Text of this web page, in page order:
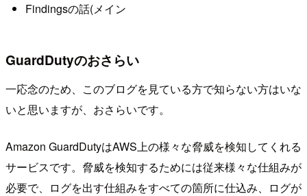
Findingsの話(メイン
GuardDutyのおさらい
一応念のため、このブログを見ている方で知らない方はいな
いと思いますが、おさらいです。
Amazon GuardDutyはAWS上の様々な脅威を検知してくれる
サービスです。脅威を検知するためには従来様々な仕組みが
必要で、ログを出す仕組みをすべての箇所に仕込み、ログが